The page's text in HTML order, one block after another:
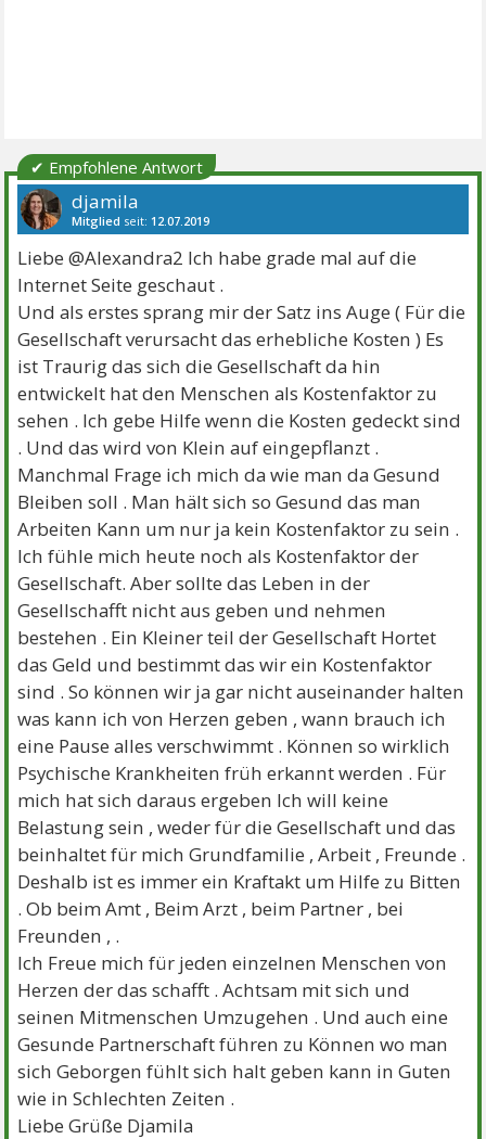
✔ Empfohlene Antwort
djamila
Mitglied seit: 12.07.2019
Liebe @Alexandra2 Ich habe grade mal auf die
Internet Seite geschaut .
Und als erstes sprang mir der Satz ins Auge ( Für die
Gesellschaft verursacht das erhebliche Kosten ) Es
ist Traurig das sich die Gesellschaft da hin
entwickelt hat den Menschen als Kostenfaktor zu
sehen . Ich gebe Hilfe wenn die Kosten gedeckt sind
. Und das wird von Klein auf eingepflanzt .
Manchmal Frage ich mich da wie man da Gesund
Bleiben soll . Man hält sich so Gesund das man
Arbeiten Kann um nur ja kein Kostenfaktor zu sein .
Ich fühle mich heute noch als Kostenfaktor der
Gesellschaft. Aber sollte das Leben in der
Gesellschafft nicht aus geben und nehmen
bestehen . Ein Kleiner teil der Gesellschaft Hortet
das Geld und bestimmt das wir ein Kostenfaktor
sind . So können wir ja gar nicht auseinander halten
was kann ich von Herzen geben , wann brauch ich
eine Pause alles verschwimmt . Können so wirklich
Psychische Krankheiten früh erkannt werden . Für
mich hat sich daraus ergeben Ich will keine
Belastung sein , weder für die Gesellschaft und das
beinhaltet für mich Grundfamilie , Arbeit , Freunde .
Deshalb ist es immer ein Kraftakt um Hilfe zu Bitten
. Ob beim Amt , Beim Arzt , beim Partner , bei
Freunden , .
Ich Freue mich für jeden einzelnen Menschen von
Herzen der das schafft . Achtsam mit sich und
seinen Mitmenschen Umzugehen . Und auch eine
Gesunde Partnerschaft führen zu Können wo man
sich Geborgen fühlt sich halt geben kann in Guten
wie in Schlechten Zeiten .
Liebe Grüße Djamila